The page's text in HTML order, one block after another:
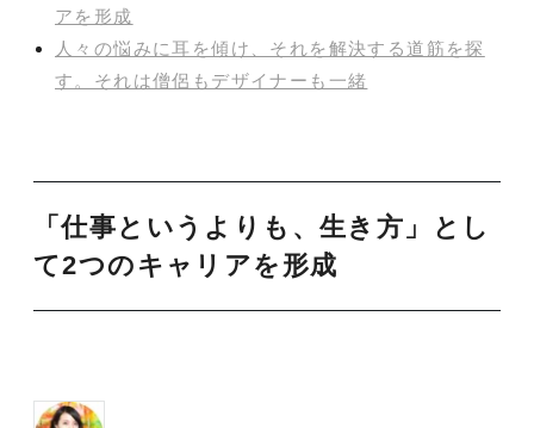
アを形成
人々の悩みに耳を傾け、それを解決する道筋を探
す。それは僧侶もデザイナーも一緒
「仕事というよりも、生き方」とし
て2つのキャリアを形成